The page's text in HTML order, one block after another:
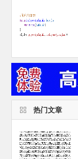
热门文章